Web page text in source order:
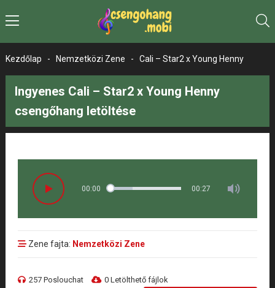
Kezdőlap - Nemzetközi Zene - Cali – Star2 x Young Henny
Ingyenes Cali – Star2 x Young Henny
csengőhang letöltése
00:00 00:27
Zene fajta: Nemzetközi Zene
257 Poslouchat 0 Letölthető fájlok